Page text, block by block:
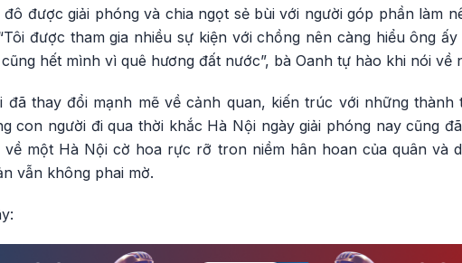
được giải phóng và chia ngọt sẻ bùi với người góp phần làm
được tham gia nhiều sự kiện với chồng nên càng hiểu ông
hết mình vì quê hương đất nước”, bà Oanh tự hào khi nói về
đã thay đổi mạnh mẽ về cảnh quan, kiến trúc với những
con người đi qua thời khắc Hà Nội ngày giải phóng nay cũng
về một Hà Nội cờ hoa rực rỡ tron niềm hân hoan của quân và
vẫn không phai mờ.